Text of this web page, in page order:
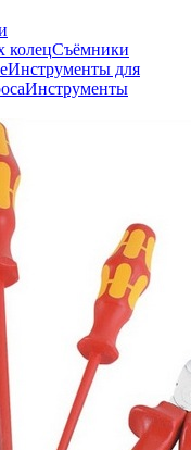
колецСъёмники
Инструменты для
Инструменты